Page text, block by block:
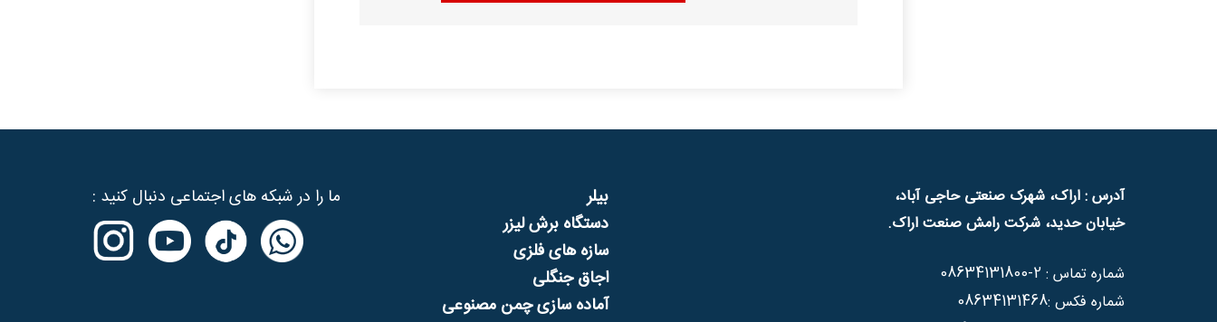
آدرس : اراک، شهرک صنعتی حاجی آباد،
خیابان حدید، شرکت رامش صنعت اراک.
شماره تماس :08634131800-2
شماره فکس :08634131468
بیلر
دستگاه برش لیزر
سازه های فلزی
اجاق جنگلی
آماده سازی چمن مصنوعی
ما را در شبکه های اجتماعی دنبال کنید :